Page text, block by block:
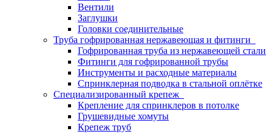
Вентили
Заглушки
Головки соединительные
Труба гофрированная нержавеющая и фитинги
Гофрированная труба из нержавеющей стали
Фитинги для гофрированной трубы
Инструменты и расходные материалы
Спринклерная подводка в стальной оплётке
Специализированный крепеж
Крепление для спринклеров в потолке
Грушевидные хомуты
Крепеж труб